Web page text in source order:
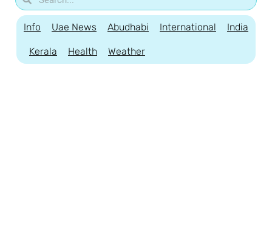
Info Uae News Abudhabi International India
Kerala Health Weather